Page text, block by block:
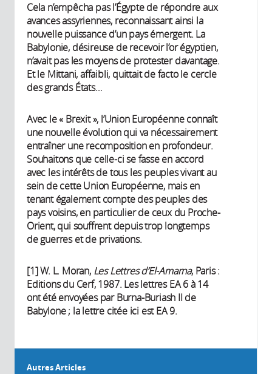
Cela n’empêcha pas l’Égypte de répondre aux
avances assyriennes, reconnaissant ainsi la
nouvelle puissance d’un pays émergent. La
Babylonie, désireuse de recevoir l’or égyptien,
n’avait pas les moyens de protester davantage.
Et le Mittani, affaibli, quittait de facto le cercle
des grands États…
Avec le « Brexit », l’Union Européenne connaît
une nouvelle évolution qui va nécessairement
entraîner une recomposition en profondeur.
Souhaitons que celle-ci se fasse en accord
avec les intérêts de tous les peuples vivant au
sein de cette Union Européenne, mais en
tenant également compte des peuples des
pays voisins, en particulier de ceux du Proche-
Orient, qui souffrent depuis trop longtemps
de guerres et de privations.
[1] W. L. Moran, Les Lettres d’El-Amarna, Paris :
Editions du Cerf, 1987. Les lettres EA 6 à 14
ont été envoyées par Burna-Buriash II de
Babylone ; la lettre citée ici est EA 9.
Autres Articles